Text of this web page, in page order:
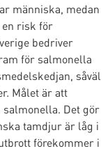
människa, medan
en risk för
bedriver
för salmonella
såväl
Målet är att
Det gör
tamdjur är låg i
förekommer i